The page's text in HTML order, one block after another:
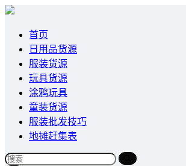
首页
日用品货源
服装货源
玩具货源
涂鸦玩具
童装货源
服装批发技巧
地摊赶集表